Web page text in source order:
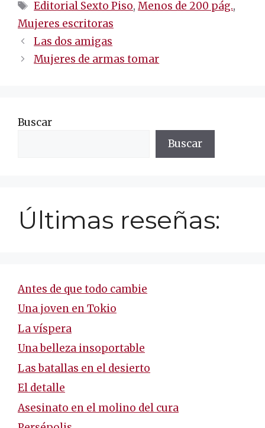
Etiquetas
Editorial Sexto Piso,Menos de 200 pág.,
Mujeres escritoras
Navegación
de
entradas
Las dos amigas
Mujeres de armas tomar
Buscar
Buscar
Últimas reseñas:
Antes de que todo cambie
Una joven en Tokio
La víspera
Una belleza insoportable
Las batallas en el desierto
El detalle
Asesinato en el molino del cura